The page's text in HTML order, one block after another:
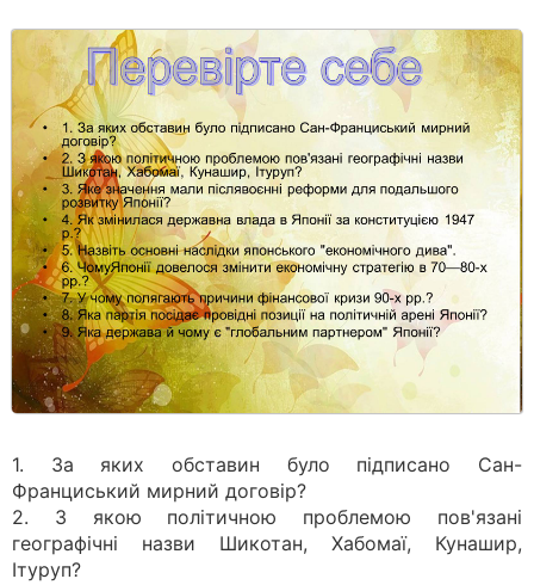
1. За яких обставин було підписано Сан-
Франциський мирний договір?
2. З якою політичною проблемою пов'язані
географічні назви Шикотан, Хабомаї, Кунашир,
Ітуруп?